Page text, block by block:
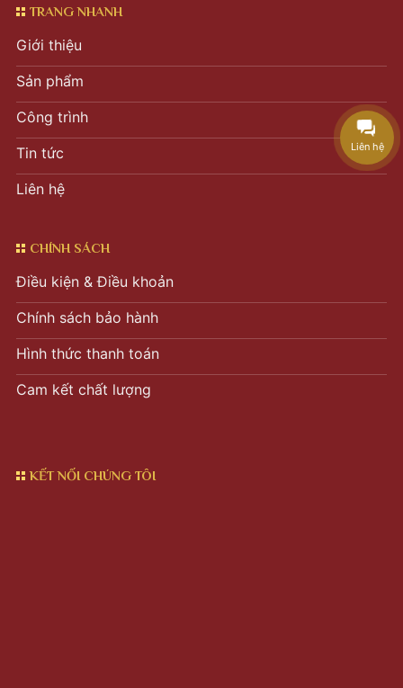
TRANG NHANH
Giới thiệu
Sản phẩm
Công trình
Tin tức
Liên hệ
CHÍNH SÁCH
Điều kiện & Điều khoản
Chính sách bảo hành
Hình thức thanh toán
Cam kết chất lượng
KẾT NỐI CHÚNG TÔI
Liên hệ